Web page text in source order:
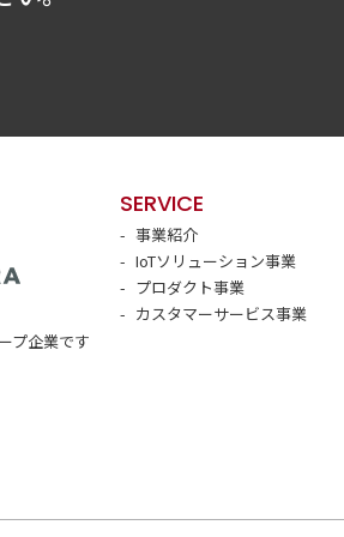
社
テクミラホールディングス株式会社
プ企業です
SERVICE
事業紹介
IoTソリューション事業
プロダクト事業
カスタマーサービス事業